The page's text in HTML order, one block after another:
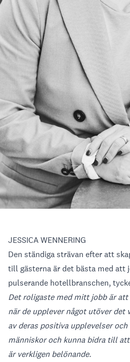
JESSICA WENNERING
Den ständiga strävan efter att
till gästerna är det bästa med att
pulserande hotellbranschen,
Det roligaste med mitt jobb är att
när de upplever något utöver det
av deras positiva upplevelser
människor och kunna bidra till
är verkligen belönande.